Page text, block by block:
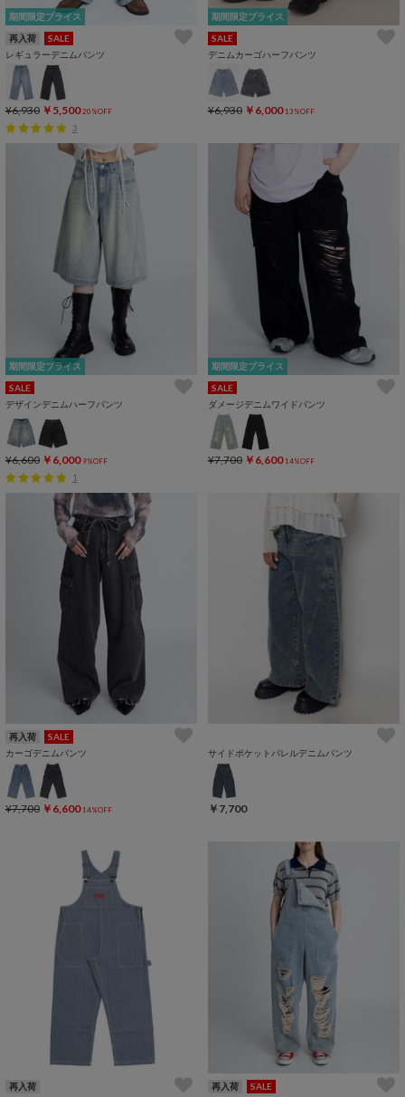
期間限定プライス
再入荷
SALE
レギュラーデニムパンツ
¥6,930 ￥5,500 20%OFF
3
期間限定プライス
SALE
デニムカーゴハーフパンツ
¥6,930 ￥6,000 13%OFF
期間限定プライス
SALE
デザインデニムハーフパンツ
¥6,600 ￥6,000 9%OFF
1
期間限定プライス
SALE
ダメージデニムワイドパンツ
¥7,700 ￥6,600 14%OFF
再入荷
SALE
カーゴデニムパンツ
¥7,700 ￥6,600 14%OFF
サイドポケットバレルデニムパンツ
￥7,700
再入荷
再入荷
SALE